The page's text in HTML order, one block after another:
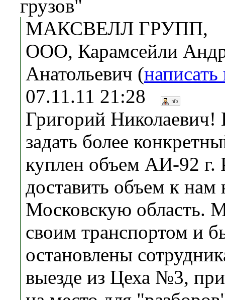
грузов"
МАКСВЕЛЛ ГРУПП,
ООО, Карамсейли
Анатольевич (
07.11.11 21:28
Григорий Николаевич!
задать более
куплен объем АИ-92 г.
доставить объем к
Московскую область.
своим транспортом и
остановлены
выезде из Цеха №3,